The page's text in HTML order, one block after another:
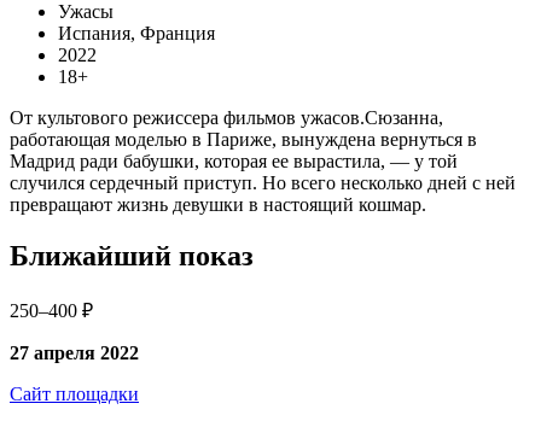
Ужасы
Испания, Франция
2022
18+
От культового режиссера фильмов ужасов.Сюзанна,
работающая моделью в Париже, вынуждена вернуться в
Мадрид ради бабушки, которая ее вырастила, — у той
случился сердечный приступ. Но всего несколько дней с ней
превращают жизнь девушки в настоящий кошмар.
Ближайший показ
250–400 ₽
27 апреля 2022
Сайт площадки